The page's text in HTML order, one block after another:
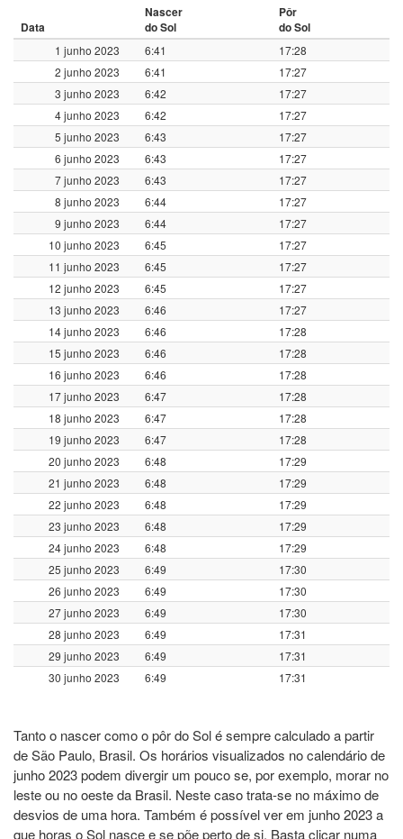
Data
Nascer
do Sol
Pôr
do Sol
1 junho 2023 6:41
17:28
2 junho 2023
6:41
17:27
3 junho 2023
6:42
17:27
4 junho 2023
6:42
17:27
5 junho 2023
6:43
17:27
6 junho 2023
6:43
17:27
7 junho 2023
6:43
17:27
8 junho 2023
6:44
17:27
9 junho 2023
6:44
17:27
10 junho 2023
6:45
17:27
11 junho 2023
6:45
17:27
12 junho 2023
6:45
17:27
13 junho 2023
6:46
17:27
14 junho 2023
6:46
17:28
15 junho 2023
6:46
17:28
16 junho 2023
6:46
17:28
17 junho 2023
6:47
17:28
18 junho 2023
6:47
17:28
19 junho 2023
6:47
17:28
20 junho 2023
6:48
17:29
21 junho 2023
6:48
17:29
22 junho 2023
6:48
17:29
23 junho 2023
6:48
17:29
24 junho 2023
6:48
17:29
25 junho 2023
6:49
17:30
26 junho 2023
6:49
17:30
27 junho 2023
6:49
17:30
28 junho 2023
6:49
17:31
29 junho 2023
6:49
17:31
30 junho 2023
6:49 17:31
Tanto o nascer como o pôr do Sol é sempre calculado a partir
de São Paulo, Brasil. Os horários visualizados no calendário de
junho 2023 podem divergir um pouco se, por exemplo, morar no
leste ou no oeste da Brasil. Neste caso trata-se no máximo de
desvios de uma hora. Também é possível ver em junho 2023 a
que horas o Sol nasce e se põe perto de si. Basta clicar numa